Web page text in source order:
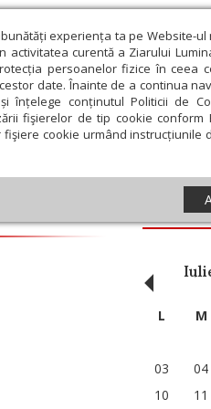
experiența ta pe Website-ul
activitatea curentă a Ziarului
persoanelor fizice în ceea
date. Înainte de a continua
înțelege conținutul Politicii de
fişierelor de tip cookie conform
cookie urmând instrucțiunile
Societate
‹ L M
03
04
10
11